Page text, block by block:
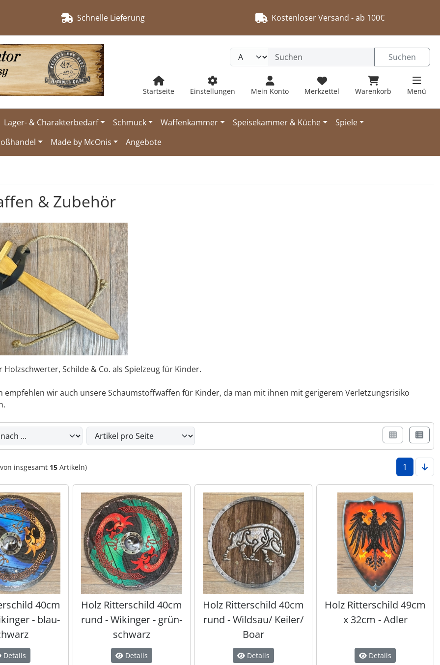
Schnelle Lieferung Kostenloser Versand - ab 100€
Suchen
Startseite Einstellungen Mein Konto Merkzettel Warenkorb Menü
Lager- & Charakterbedarf Schmuck Waffenkammer Speisekammer & Küche
Spiele
Made by McOnis Angebote
& Zubehör
Schilde & Co. als Spielzeug für Kinder.
empfehlen wir auch unsere Schaumstoffwaffen für Kinder, da man mit ihnen mit gerigerem Verletzungsrisiko
die nachfolgenden Artikel umsortieren und zwischen einer Box- oder Listenansicht wählen.
insgesamt 15 Artikeln) 1
40cm
- blau-
Details
Holz Ritterschild 40cm
rund - Wikinger - grün-
schwarz
Details
Holz Ritterschild 40cm
rund - Wildsau/ Keiler/
Boar
Details
Holz Ritterschild 49cm
x 32cm - Adler
Details